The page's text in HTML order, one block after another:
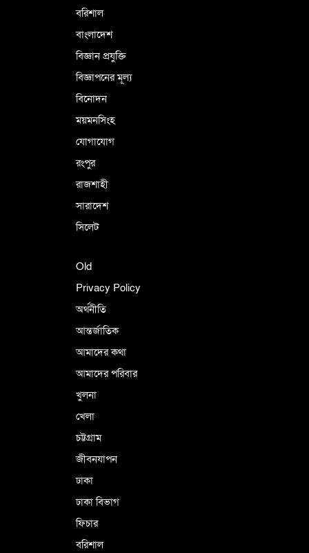
বরিশাল
বাংলাদেশ
বিজ্ঞান প্রযুক্তি
বিজ্ঞাপনের মূল্য
বিনোদন
ময়মনসিংহ
যোগাযোগ
রংপুর
রাজশাহী
সারাদেশ
সিলেট
Old
Privacy Policy
অর্থনীতি
আন্তর্জাতিক
আমাদের কথা
আমাদের পরিবার
খুলনা
খেলা
চট্টগ্রাম
জীবনযাপন
ঢাকা
ঢাকা বিভাগ
ফিচার
বরিশাল